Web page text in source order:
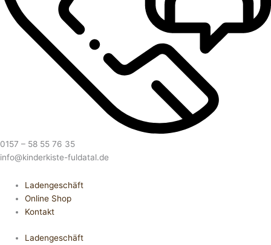
0157 – 58 55 76 35
info@kinderkiste-fuldatal.de
Ladengeschäft
Online Shop
Kontakt
Ladengeschäft